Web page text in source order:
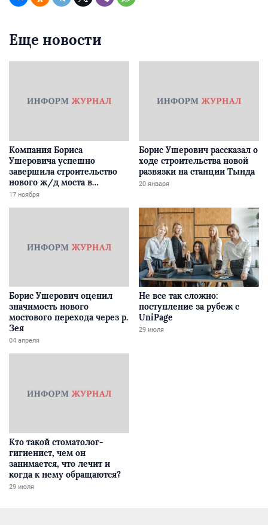
Еще новости
Компания Бориса
Ушеровича успешно
завершила строительство
нового ж/д моста в
Забайкалье
17 ноября
Борис Ушерович рассказал о
ходе строительства новой
развязки на станции Тында
20 января
Борис Ушерович оценил
значимость нового
мостового перехода через р.
Зея
04 апреля
Не все так сложно:
поступление за рубеж с
UniPage
29 июля
Кто такой стоматолог-
гигиенист, чем он
занимается, что лечит и
когда к нему обращаются?
29 июля